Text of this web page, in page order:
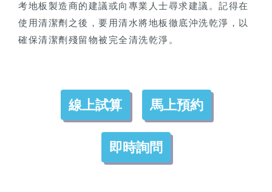
考地板製造商的建議或向專業人士尋求建議。記得在
使用清潔劑之後，要用清水將地板徹底沖洗乾淨，以
確保清潔劑殘留物被完全清洗乾淨。
線上試算 馬上預約
即時詢問